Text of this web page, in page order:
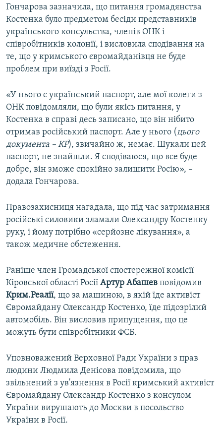
Гончарова зазначила, що питання громадянства
Костенка було предметом бесіди представників
українського консульства, членів ОНК і
співробітників колонії, і висловила сподівання на
те, що у кримського євромайданівця не буде
проблем при виїзді з Росії.
«У нього є український паспорт, але мої колеги з
ОНК повідомляли, що були якісь питання, у
Костенка в справі десь записано, що він нібито
отримав російський паспорт. Але у нього (цього
документа – КР), звичайно ж, немає. Шукали цей
паспорт, не знайшли. Я сподіваюся, що все буде
добре, він зможе спокійно залишити Росію», –
додала Гончарова.
Правозахисниця нагадала, що під час затримання
російські силовики зламали Олександру Костенку
руку, і йому потрібно «серйозне лікування», а
також медичне обстеження.
Раніше член Громадської спостережної комісії
Кіровської області Росії Артур Абашев повідомив
Крим.Реалії, що за машиною, в якій їде активіст
Євромайдану Олександр Костенко, їде підозрілий
автомобіль. Він висловив припущення, що це
можуть бути співробітники ФСБ.
Уповноважений Верховної Ради України з прав
людини Людмила Денісова повідомила, що
звільнений з ув'язнення в Росії кримський активіст
Євромайдану Олександр Костенко з консулом
України вирушають до Москви в посольство
України в Росії.